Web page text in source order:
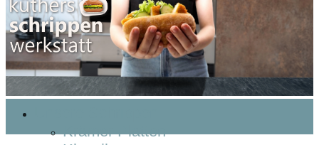
Krämer Platten